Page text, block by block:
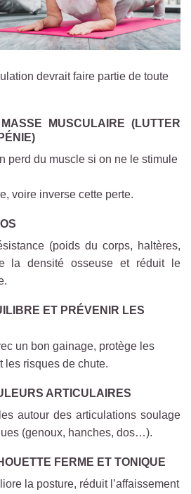
devrait faire partie de toute
MUSCULAIRE (LUTTER
perd du muscle si on ne le stimule
voire inverse cette perte.
(poids du corps, haltères,
la densité osseuse et réduit le
ET PRÉVENIR LES
un bon gainage, protège les
les risques de chute.
ARTICULAIRES
autour des articulations soulage
(genoux, hanches, dos…).
FERME ET TONIQUE
la posture, réduit l’affaissement